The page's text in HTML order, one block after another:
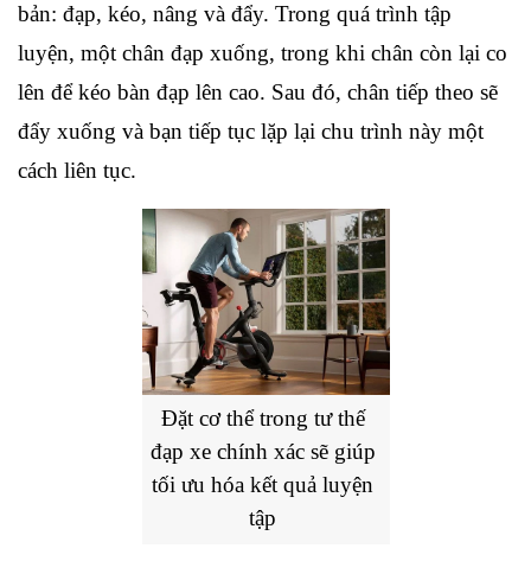
bản: đạp, kéo, nâng và đẩy. Trong quá trình tập
luyện, một chân đạp xuống, trong khi chân còn lại co
lên để kéo bàn đạp lên cao. Sau đó, chân tiếp theo sẽ
đẩy xuống và bạn tiếp tục lặp lại chu trình này một
cách liên tục.
Đặt cơ thể trong tư thế
đạp xe chính xác sẽ giúp
tối ưu hóa kết quả luyện
tập